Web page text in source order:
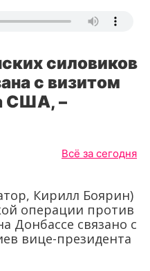
силовиков
с визитом
США, –
Всё за сегодня
Кирилл Боярин)
операции против
Донбассе связано с
вице-президента